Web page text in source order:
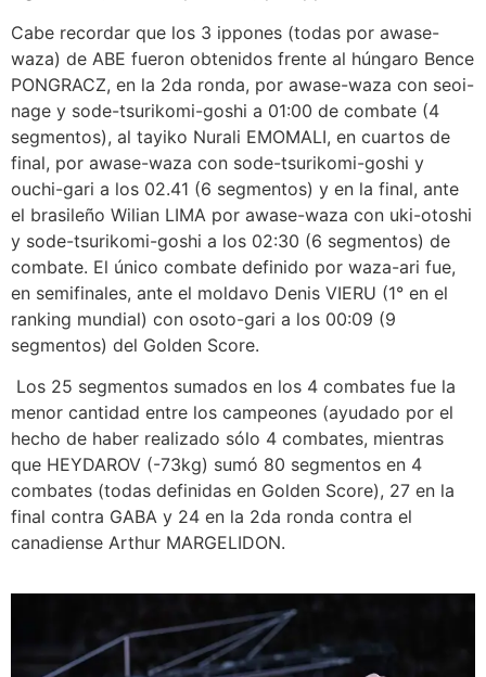
Cabe recordar que los 3 ippones (todas por awase-
waza) de ABE fueron obtenidos frente al húngaro Bence
PONGRACZ, en la 2da ronda, por awase-waza con seoi-
nage y sode-tsurikomi-goshi a 01:00 de combate (4
segmentos), al tayiko Nurali EMOMALI, en cuartos de
final, por awase-waza con sode-tsurikomi-goshi y
ouchi-gari a los 02.41 (6 segmentos) y en la final, ante
el brasileño Wilian LIMA por awase-waza con uki-otoshi
y sode-tsurikomi-goshi a los 02:30 (6 segmentos) de
combate. El único combate definido por waza-ari fue,
en semifinales, ante el moldavo Denis VIERU (1° en el
ranking mundial) con osoto-gari a los 00:09 (9
segmentos) del Golden Score.
Los 25 segmentos sumados en los 4 combates fue la
menor cantidad entre los campeones (ayudado por el
hecho de haber realizado sólo 4 combates, mientras
que HEYDAROV (-73kg) sumó 80 segmentos en 4
combates (todas definidas en Golden Score), 27 en la
final contra GABA y 24 en la 2da ronda contra el
canadiense Arthur MARGELIDON.